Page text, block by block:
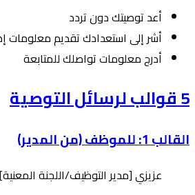
أعد توصيتك دون تردد
أشر إلى استعدادك تقديم معلومات
أدرج معلومات تواصلك للمتابعة
5 قوالب لرسائل التوصية
القالب 1: للموظف (من المدير)
عزيزي [مدير التوظيف/اللجنة